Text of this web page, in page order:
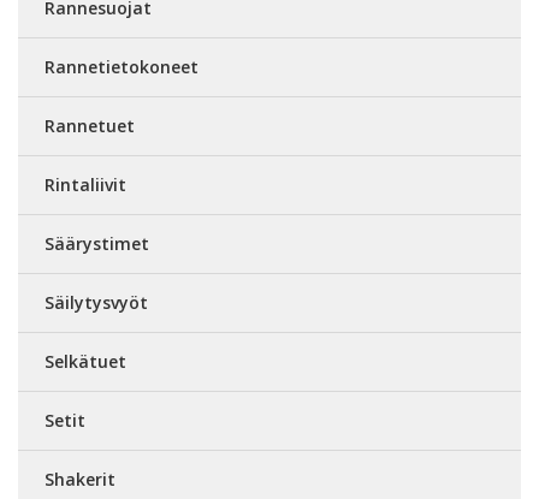
Rannesuojat
Rannetietokoneet
Rannetuet
Rintaliivit
Säärystimet
Säilytysvyöt
Selkätuet
Setit
Shakerit